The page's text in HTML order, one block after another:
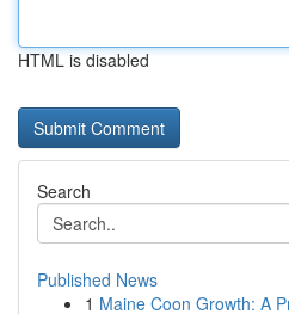
HTML is disabled
Search
Published News
1 Maine Coon Growth: A